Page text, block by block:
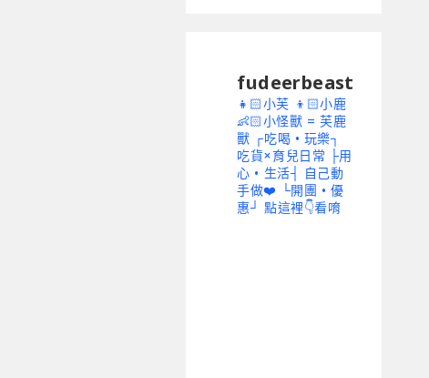
fudeerbeast
👧🏻小芙 👦🏻小鹿
👶🏻小怪獸 = 芙鹿
獸 ┌吃喝 • 玩樂┐
吃貨×育兒日常 ├用
心 • 生活┤ 自己動
手做❤️ └開團 • 優
惠┘ 點這裡👇看唷